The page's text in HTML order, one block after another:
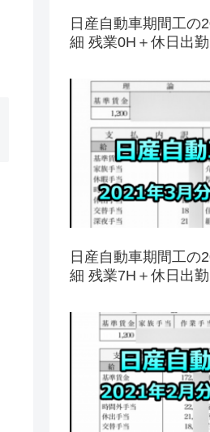
日産自動車期間工の
細 残業0H＋休日出
日産自動車期間工の
細 残業7H＋休日出